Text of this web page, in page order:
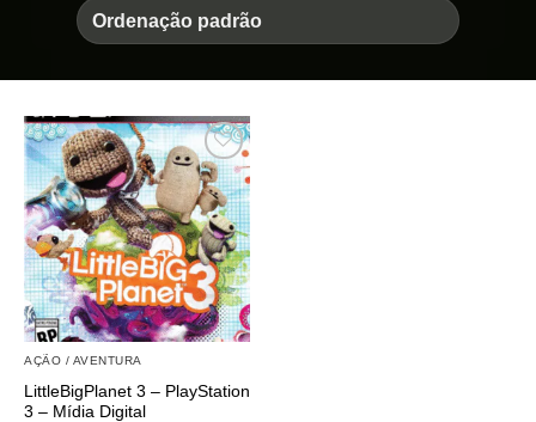
AÇÃO / AVENTURA
LittleBigPlanet 3 – PlayStation
3 – Mídia Digital